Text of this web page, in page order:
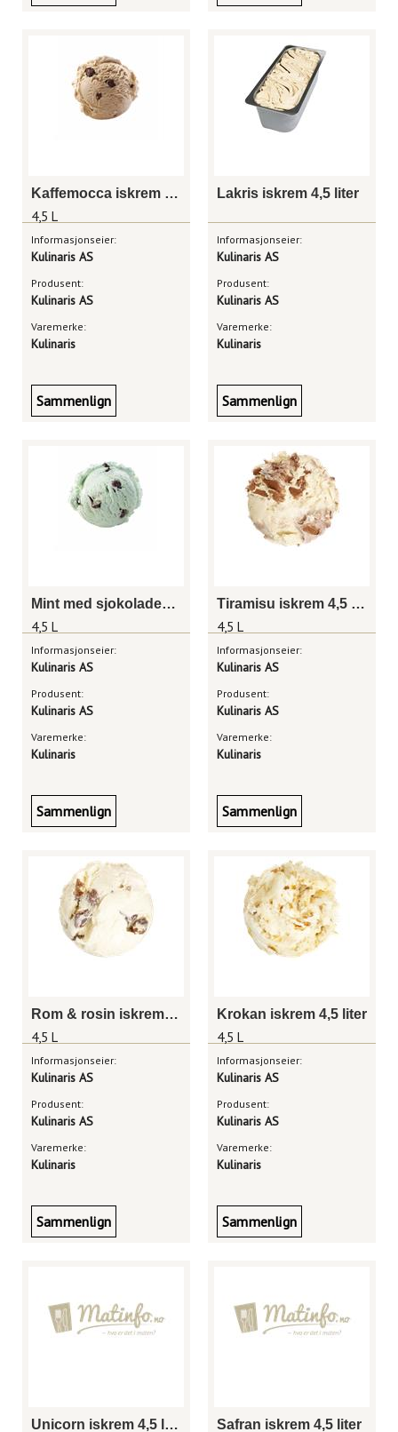
Kaffemocca iskrem 4,5 liter
4,5 L
Informasjonseier:
Kulinaris AS
Produsent:
Kulinaris AS
Varemerke:
Kulinaris
Sammenlign
Lakris iskrem 4,5 liter
Informasjonseier:
Kulinaris AS
Produsent:
Kulinaris AS
Varemerke:
Kulinaris
Sammenlign
Mint med sjokoladebiter iskrem 4,5 liter
4,5 L
Informasjonseier:
Kulinaris AS
Produsent:
Kulinaris AS
Varemerke:
Kulinaris
Sammenlign
Tiramisu iskrem 4,5 liter
4,5 L
Informasjonseier:
Kulinaris AS
Produsent:
Kulinaris AS
Varemerke:
Kulinaris
Sammenlign
Rom & rosin iskrem 4,5 liter
4,5 L
Informasjonseier:
Kulinaris AS
Produsent:
Kulinaris AS
Varemerke:
Kulinaris
Sammenlign
Krokan iskrem 4,5 liter
4,5 L
Informasjonseier:
Kulinaris AS
Produsent:
Kulinaris AS
Varemerke:
Kulinaris
Sammenlign
Unicorn iskrem 4,5 liter Safran iskrem 4,5 liter